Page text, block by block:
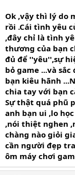
Ok ,vậy thì lý do
rồi .Cái tình yêu
,đây chỉ là tình
thương của bạn
đủ để ''yêu'',sự
bỏ game ...và
bạn kiêu hãnh
chia tay với bạn
Sự thật quá phũ
anh bạn ui ,lo
,nói thiệt nghen
chàng nào giỏi
cần người đẹp
ôm máy chơi